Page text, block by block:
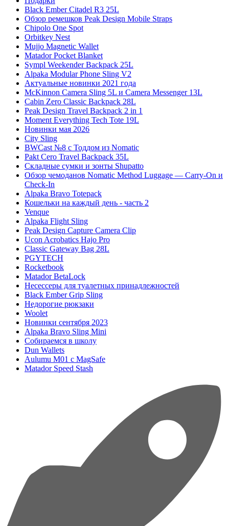
Black Ember Citadel R3 25L
Обзор ремешков Peak Design Mobile Straps
Chipolo One Spot
Orbitkey Nest
Mujjo Magnetic Wallet
Matador Pocket Blanket
Sympl Weekender Backpack 25L
Alpaka Modular Phone Sling V2
Актуальные новинки 2021 года
McKinnon Camera Sling 5L и Camera Messenger 13L
Cabin Zero Classic Backpack 28L
Peak Design Travel Backpack 2 in 1
Moment Everything Tech Tote 19L
Новинки мая 2026
City Sling
BWCast №8 с Тоддом из Nomatic
Pakt Cero Travel Backpack 35L
Складные сумки и зонты Shupatto
Обзор чемоданов Nomatic Method Luggage — Carry-On и
Check-In
Alpaka Bravo Totepack
Кошельки на каждый день - часть 2
Venque
Alpaka Flight Sling
Peak Design Capture Camera Clip
Ucon Acrobatics Hajo Pro
Classic Gateway Bag 28L
PGYTECH
Rocketbook
Matador BetaLock
Несессеры для туалетных принадлежностей
Black Ember Grip Sling
Недорогие рюкзаки
Woolet
Новинки сентября 2023
Alpaka Bravo Sling Mini
Собираемся в школу
Dun Wallets
Aulumu M01 с MagSafe
Matador Speed Stash